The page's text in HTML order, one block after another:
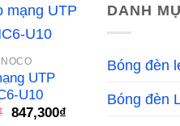
Add to
wishlist
UTP
U10
Giá
847,300₫Giá
DANH
Bóng đèn
Bóng đèn